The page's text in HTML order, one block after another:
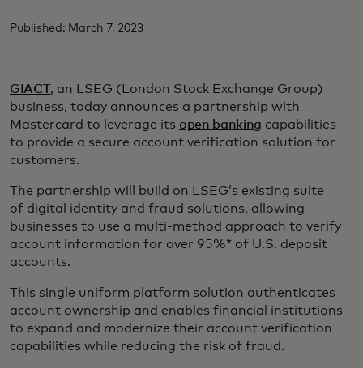
Published: March 7, 2023
GIACT, an LSEG (London Stock Exchange Group)
business, today announces a partnership with
Mastercard to leverage its open banking capabilities
to provide a secure account verification solution for
customers.
The partnership will build on LSEG’s existing suite
of digital identity and fraud solutions, allowing
businesses to use a multi-method approach to verify
account information for over 95%* of U.S. deposit
accounts.
This single uniform platform solution authenticates
account ownership and enables financial institutions
to expand and modernize their account verification
capabilities while reducing the risk of fraud.